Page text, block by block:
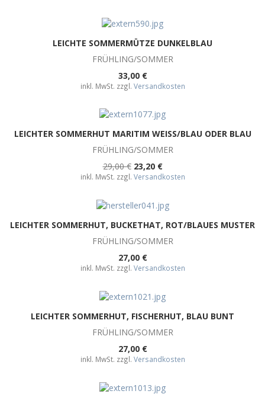
LEICHTE SOMMERMÜTZE DUNKELBLAU
FRÜHLING/SOMMER
33,00 €
inkl. MwSt. zzgl. Versandkosten
LEICHTER SOMMERHUT MARITIM WEISS/BLAU ODER BLAU
FRÜHLING/SOMMER
29,00 € 23,20 €
inkl. MwSt. zzgl. Versandkosten
LEICHTER SOMMERHUT, BUCKETHAT, ROT/BLAUES MUSTER
FRÜHLING/SOMMER
27,00 €
inkl. MwSt. zzgl. Versandkosten
LEICHTER SOMMERHUT, FISCHERHUT, BLAU BUNT
FRÜHLING/SOMMER
27,00 €
inkl. MwSt. zzgl. Versandkosten